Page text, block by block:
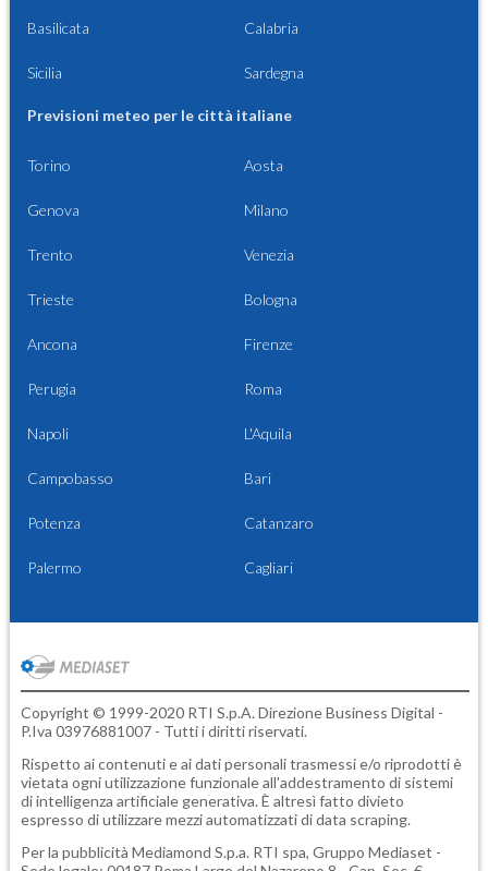
Basilicata Calabria
Sicilia Sardegna
Previsioni meteo per le città italiane
Torino Aosta
Genova Milano
Trento Venezia
Trieste Bologna
Ancona Firenze
Perugia Roma
Napoli L'Aquila
Campobasso Bari
Potenza Catanzaro
Palermo Cagliari
Copyright © 1999-2020 RTI S.p.A. Direzione Business Digital -
P.Iva 03976881007 - Tutti i diritti riservati.
Rispetto ai contenuti e ai dati personali trasmessi e/o riprodotti è
vietata ogni utilizzazione funzionale all'addestramento di sistemi
di intelligenza artificiale generativa. È altresì fatto divieto
espresso di utilizzare mezzi automatizzati di data scraping.
Per la pubblicità Mediamond S.p.a. RTI spa, Gruppo Mediaset -